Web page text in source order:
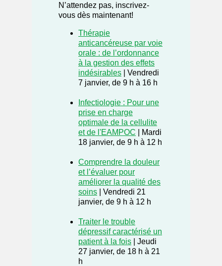
N’attendez pas, inscrivez-
vous dès maintenant!
Thérapie
anticancéreuse par voie
orale : de l’ordonnance
à la gestion des effets
indésirables | Vendredi
7 janvier, de 9 h à 16 h
Infectiologie : Pour une
prise en charge
optimale de la cellulite
et de l'EAMPOC | Mardi
18 janvier, de 9 h à 12 h
Comprendre la douleur
et l’évaluer pour
améliorer la qualité des
soins | Vendredi 21
janvier, de 9 h à 12 h
Traiter le trouble
dépressif caractérisé un
patient à la fois | Jeudi
27 janvier, de 18 h à 21
h